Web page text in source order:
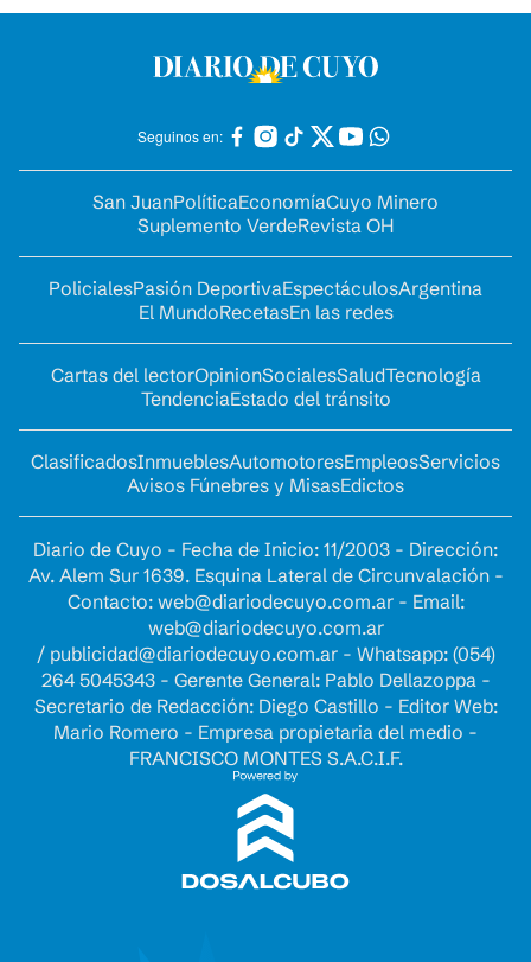
Seguinos en:
San JuanPolíticaEconomíaCuyo Minero
Suplemento VerdeRevista OH
PolicialesPasión DeportivaEspectáculosArgentina
El MundoRecetasEn las redes
Cartas del lectorOpinionSocialesSaludTecnología
TendenciaEstado del tránsito
ClasificadosInmueblesAutomotoresEmpleosServicios
Avisos Fúnebres y MisasEdictos
Diario de Cuyo - Fecha de Inicio: 11/2003 - Dirección:
Av. Alem Sur 1639. Esquina Lateral de Circunvalación -
Contacto: web@diariodecuyo.com.ar- Email:
web@diariodecuyo.com.ar
/ publicidad@diariodecuyo.com.ar- Whatsapp: (054)
264 5045343 - Gerente General: Pablo Dellazoppa -
Secretario de Redacción: Diego Castillo - Editor Web:
Mario Romero - Empresa propietaria del medio -
FRANCISCO MONTES S.A.C.I.F.